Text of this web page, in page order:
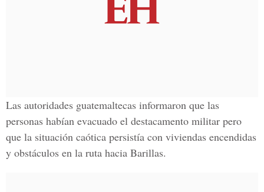
Las autoridades guatemaltecas informaron que las
personas habían evacuado el destacamento militar pero
que la situación caótica persistía con viviendas encendidas
y obstáculos en la ruta hacia Barillas.